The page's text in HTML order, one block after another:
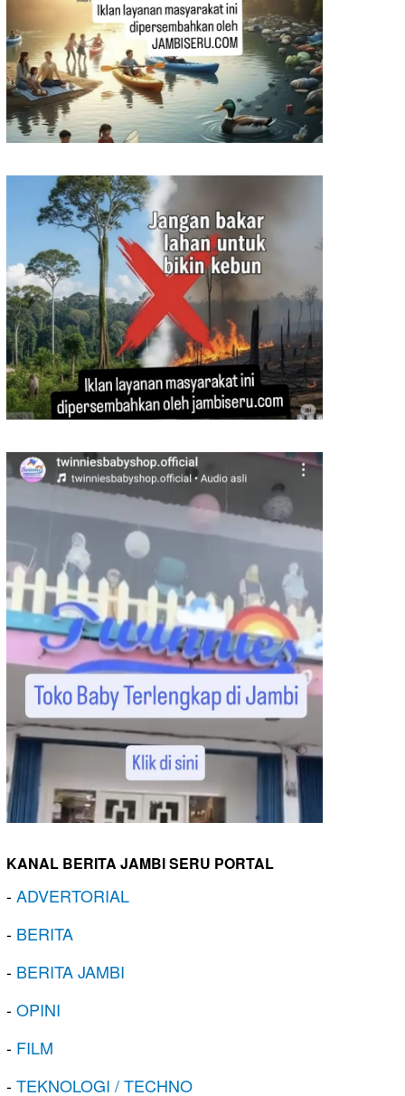
KANAL BERITA JAMBI SERU PORTAL
-ADVERTORIAL
- BERITA
- BERITA JAMBI
-OPINI
- FILM
-TEKNOLOGI / TECHNO